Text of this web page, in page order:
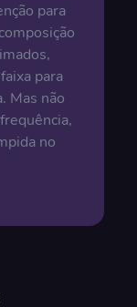
para
para
Mas não
no